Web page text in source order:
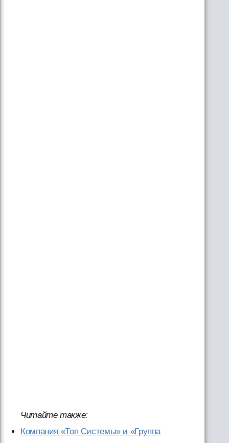
Читайте также:
Компания «Топ Системы» и «Группа